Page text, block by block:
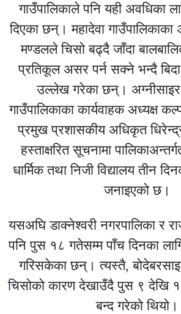
गाउँपालिकाले पनि यही अवधिका
दिएका छन्। महादेवा गाउँपालिकाका
मण्डलले चिसो बढ्दै जाँदा
प्रतिकूल असर पर्न सक्ने भन्दै
उल्लेख गरेका छन्।
गाउँपालिकाका कार्यवाहक अध्यक्ष
प्रमुख प्रशासकीय अधिकृत
हस्ताक्षरित सूचनामा
धार्मिक तथा निजी विद्यालय तीन
जनाइएको छ।
यसअघि डाक्नेश्वरी नगरपालिका र
पनि पुस १८ गतेसम्म पाँच दिनका
गरिसकेका छन्। त्यस्तै,
चिसोको कारण देखाउँदै पुस ९ देखि
बन्द गरेको थियो।